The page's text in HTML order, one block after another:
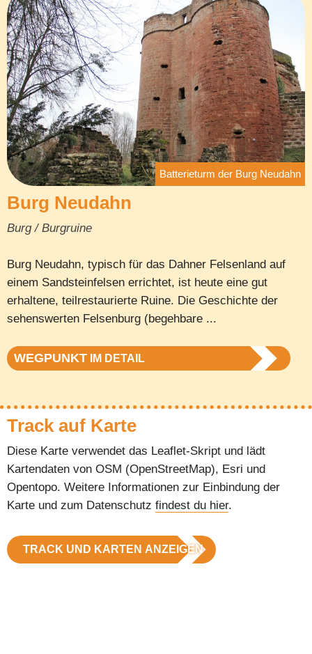
Batterieturm der Burg Neudahn
Burg Neudahn
Burg / Burgruine
Burg Neudahn, typisch für das Dahner Felsenland auf
einem Sandsteinfelsen errichtet, ist heute eine gut
erhaltene, teilrestaurierte Ruine. Die Geschichte der
sehenswerten Felsenburg (begehbare ...
WEGPUNKT IM DETAIL
Track auf Karte
Diese Karte verwendet das Leaflet-Skript und lädt
Kartendaten von OSM (OpenStreetMap), Esri und
Opentopo. Weitere Informationen zur Einbindung der
Karte und zum Datenschutz findest du hier.
TRACK UND KARTEN ANZEIGEN